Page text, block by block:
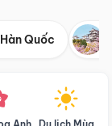
Hàn Quốc